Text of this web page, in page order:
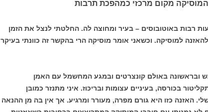
המוסיקה מקום מרכזי כמהפכת תרבות
רבות באוטובוסים – בעיר ומחוצה לה. החלטתי לנצל את הזמן
למוסיקה. וכשאני אומר מוסיקה הרי בהקשר זה כוונתי בעיקר
ובראשונה באולם קונצרטים ובמגע המחשמל עם האמן
בכורסה, בעיניים עצומות ובריכוז. איני מתנזר כמובן
האזנה כזו היא גורם מפרה, מעורר ומרגיע. אך אין בה מן ההנאה